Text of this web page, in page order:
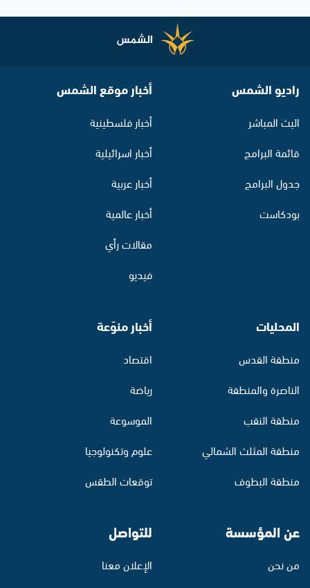
راديو الشمس
البث المباشر
قائمة البرامج
جدول البرامج
بودكاست
أخبار موقع الشمس
أخبار فلسطينية
أخبار اسرائيلية
أخبار عربية
أخبار عالمية
مقالات رأي
فيديو
المحليات
منطقة القدس
الناصرة والمنطقة
منطقة النقب
منطقة المثلث الشمالي
منطقة البطوف
أخبار منوّعة
اقتصاد
رياضة
الموسوعة
علوم وتكنولوجيا
توقعات الطقس
عن المؤسسة
من نحن
للتواصل
الإعلان معنا